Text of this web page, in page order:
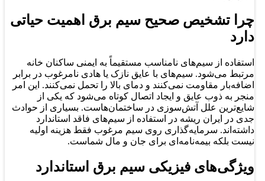
چرا تشخیص صحیح سیم برق اهمیت حیاتی
دارد
استفاده از سیم‌های نامناسب مستقیماً به ایمنی ساکنان خانه
مرتبط می‌شود. سیم‌های با عایق نازک یا هادی نامرغوب در برابر
اضافه‌بار مقاومت نمی‌کنند و دمای بالا را تحمل نمی‌کنند. این امر
منجر به ذوب عایق و ایجاد اتصال کوتاه می‌شود که یکی از
شایع‌ترین علل آتش‌سوزی در ساختمان‌هاست. بسیاری از حوادث
جدی در ایران ریشه در استفاده از سیم‌های فاقد استاندارد
داشته‌اند. سرمایه‌گذاری روی سیم مرغوب فقط هزینه اولیه
نیست بلکه بیمه‌نامه‌ای برای جان و مال شماست.
ویژگی‌های فیزیکی سیم برق استاندارد